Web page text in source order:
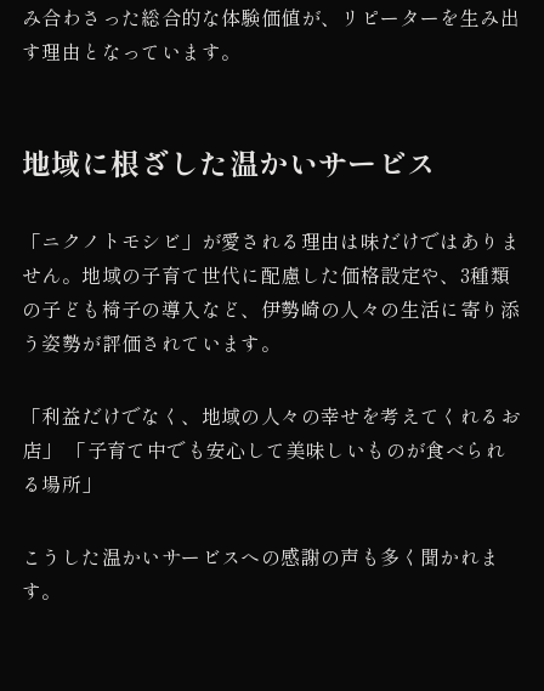
み合わさった総合的な体験価値が、リピーターを生み出
す理由となっています。
地域に根ざした温かいサービス
「ニクノトモシビ」が愛される理由は味だけではありま
せん。地域の子育て世代に配慮した価格設定や、3種類
の子ども椅子の導入など、伊勢崎の人々の生活に寄り添
う姿勢が評価されています。
「利益だけでなく、地域の人々の幸せを考えてくれるお
店」 「子育て中でも安心して美味しいものが食べられ
る場所」
こうした温かいサービスへの感謝の声も多く聞かれま
す。